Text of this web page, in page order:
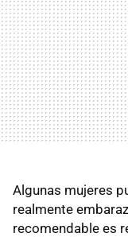
Algunas mujeres
realmente
recomendable es